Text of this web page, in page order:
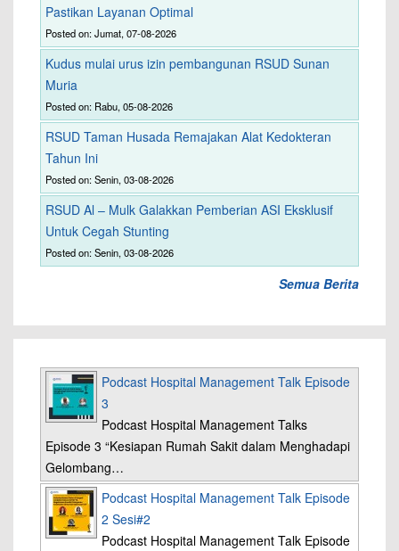
Pastikan Layanan Optimal
Posted on: Jumat, 07-08-2026
Kudus mulai urus izin pembangunan RSUD Sunan
Muria
Posted on: Rabu, 05-08-2026
RSUD Taman Husada Remajakan Alat Kedokteran
Tahun Ini
Posted on: Senin, 03-08-2026
RSUD Al – Mulk Galakkan Pemberian ASI Eksklusif
Untuk Cegah Stunting
Posted on: Senin, 03-08-2026
Semua Berita
Podcast Hospital Management Talk Episode
3
Podcast Hospital Management Talks
Episode 3 “Kesiapan Rumah Sakit dalam Menghadapi
Gelombang…
Podcast Hospital Management Talk Episode
2 Sesi#2
Podcast Hospital Management Talk Episode